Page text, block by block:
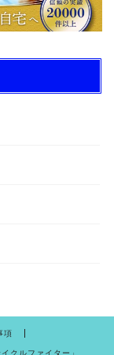
項
クルファイター」